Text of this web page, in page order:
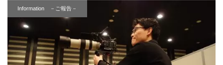
Information －ご報告－